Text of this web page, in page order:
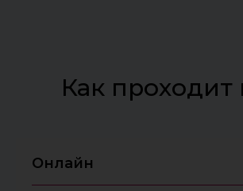
Как проходит
Онлайн